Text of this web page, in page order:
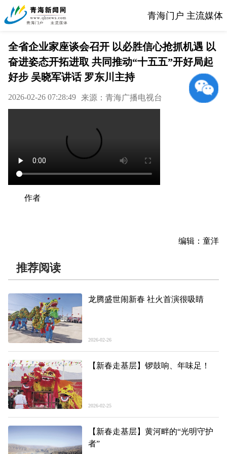
青海门户 主流媒体
全省企业家座谈会召开 以必胜信心抢抓机遇 以
奋进姿态开拓进取 共同推动“十五五”开好局起
好步 吴晓军讲话 罗东川主持
2026-02-26 07:28:49 来源：青海广播电视台
作者
编辑：童洋
推荐阅读
龙腾盛世闹新春 社火首演很吸睛
2026-02-26
【新春走基层】锣鼓响、年味足！
2026-02-25
【新春走基层】黄河畔的“光明守护
者”